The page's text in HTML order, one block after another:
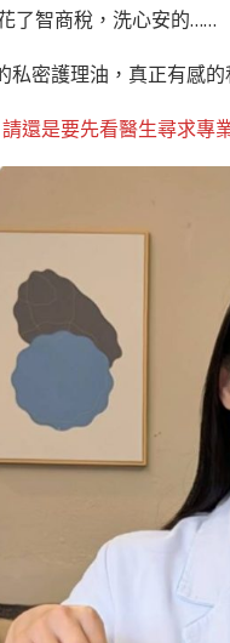
了智商稅，洗心安的……
密護理油，真正有感
還是要先看醫生尋求專